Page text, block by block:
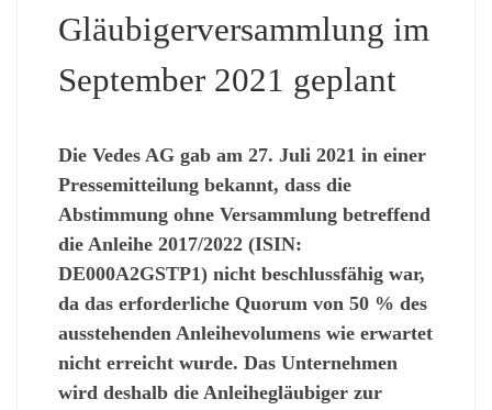
Gläubigerversammlung im
September 2021 geplant
Die Vedes AG gab am 27. Juli 2021 in einer
Pressemitteilung bekannt, dass die
Abstimmung ohne Versammlung betreffend
die Anleihe 2017/2022 (ISIN:
DE000A2GSTP1) nicht beschlussfähig war,
da das erforderliche Quorum von 50 % des
ausstehenden Anleihevolumens wie erwartet
nicht erreicht wurde. Das Unternehmen
wird deshalb die Anleihegläubiger zur